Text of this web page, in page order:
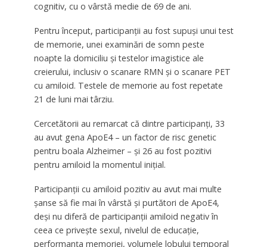
cognitiv, cu o vârstă medie de 69 de ani.
Pentru început, participanții au fost supuși unui test
de memorie, unei examinări de somn peste
noapte la domiciliu și testelor imagistice ale
creierului, inclusiv o scanare RMN și o scanare PET
cu amiloid. Testele de memorie au fost repetate
21 de luni mai târziu.
Cercetătorii au remarcat că dintre participanți, 33
au avut gena ApoE4 – un factor de risc genetic
pentru boala Alzheimer – și 26 au fost pozitivi
pentru amiloid la momentul inițial.
Participanții cu amiloid pozitiv au avut mai multe
șanse să fie mai în vârstă și purtători de ApoE4,
deși nu diferă de participanții amiloid negativ în
ceea ce privește sexul, nivelul de educație,
performanța memoriei, volumele lobului temporal